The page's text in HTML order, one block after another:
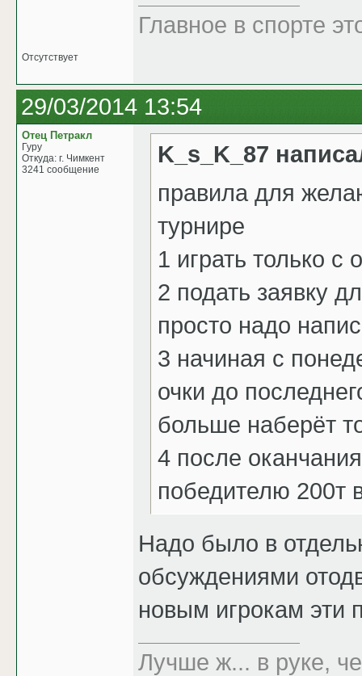
Главное в спорте
Отсутствует
29/03/2014 13:54
Отец Петракл
Гуру
Откуда: г. Чимкент
3241 сообщение
K_s_K_87
правила для
турнире
1 играть только с
2 подать заявку
просто надо
3 начиная с
очки до
больше наберёт
4 после
победителю 200т
Надо было в
обсуждениями
новым игрокам эти
Лучше ж... в руке,